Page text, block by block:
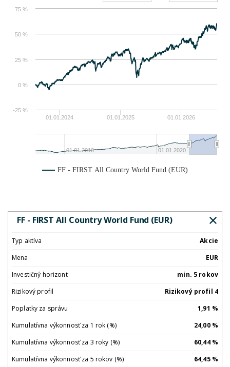
01.01.2024 01.01.2025 01.01.2026
01.01.2010 01.01.2020
0 %
50 %
-25 %
25 %
75 %
FF - FIRST All Country World Fund (EUR)
FF - FIRST All Country World Fund (EUR)
Typ aktíva
Akcie
Mena
EUR
Investičný horizont
min. 5 rokov
Rizikový profil
Rizikový profil 4
Poplatky za správu
1,91 %
Kumulatívna výkonnosť za 1 rok (%)
24,00 %
Kumulatívna výkonnosť za 3 roky (%)
60,44 %
Kumulatívna výkonnosť za 5 rokov (%)
64,45 %